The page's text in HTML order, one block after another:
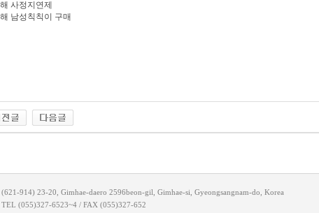
사정지연제
남성칙칙이 구매
(621-914) 23-20, Gimhae-daero 2596beon-gil, Gimhae-si, Gyeongsangnam-do, Korea
TEL (055)327-6523~4 / FAX (055)327-652